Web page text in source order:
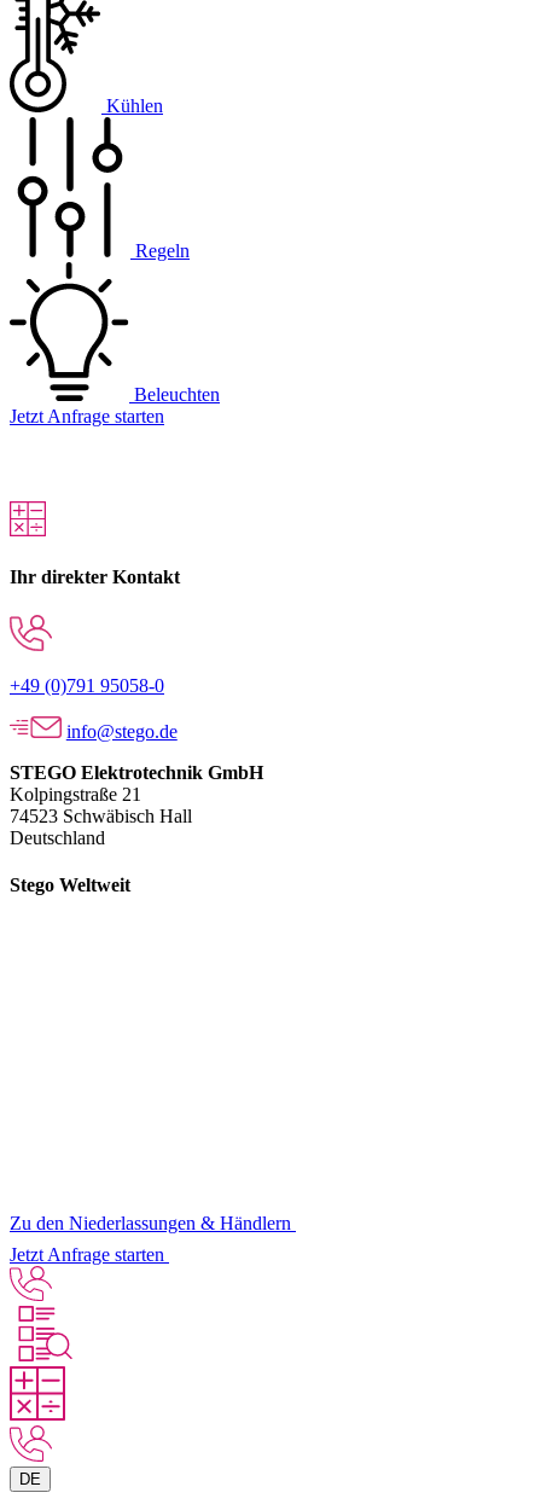
Kühlen
Regeln
Beleuchten
Jetzt Anfrage starten
Ihr direkter Kontakt
+49 (0)791 95058-0
info@stego.de
STEGO Elektrotechnik GmbH
Kolpingstraße 21
74523 Schwäbisch Hall
Deutschland
Stego Weltweit
Zu den Niederlassungen & Händlern
Jetzt Anfrage starten
DE